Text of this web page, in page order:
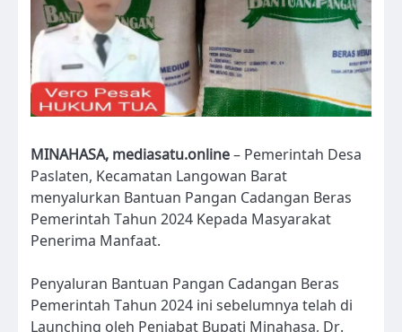
MINAHASA, mediasatu.online– Pemerintah Desa
Paslaten, Kecamatan Langowan Barat
menyalurkan Bantuan Pangan Cadangan Beras
Pemerintah Tahun 2024 Kepada Masyarakat
Penerima Manfaat.
Penyaluran Bantuan Pangan Cadangan Beras
Pemerintah Tahun 2024 ini sebelumnya telah di
Launching oleh Penjabat Bupati Minahasa, Dr.